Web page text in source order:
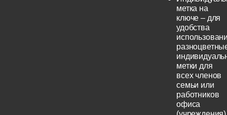
метка на
ключе – для
удобства
метки для
всех членов
семьи или
работников
офиса